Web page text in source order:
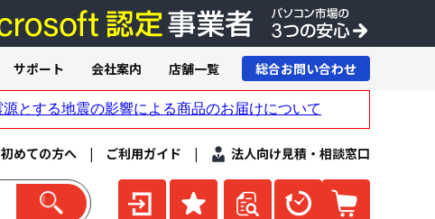
初めての方へ | ご利用ガイド | 法人向け見積・相談窓口
サポート 会社案内 店舗一覧 総合お問い合わせ